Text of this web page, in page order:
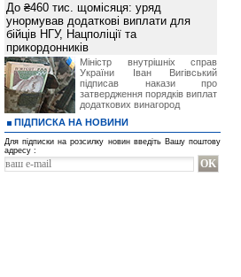
До ₴460 тис. щомісяця: уряд
унормував додаткові виплати для
бійців НГУ, Нацполіції та
прикордонників
Міністр внутрішніх справ
України Іван Вигівський
підписав накази про
затвердження порядків виплат
додаткових винагород
ПІДПИСКА НА НОВИНИ
Для підписки на розсилку новин введіть Вашу поштову
адресу :